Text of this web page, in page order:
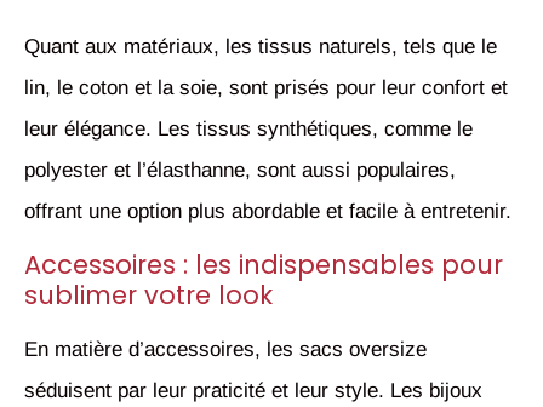
Quant aux matériaux, les tissus naturels, tels que le
lin, le coton et la soie, sont prisés pour leur confort et
leur élégance. Les tissus synthétiques, comme le
polyester et l’élasthanne, sont aussi populaires,
offrant une option plus abordable et facile à entretenir.
Accessoires : les indispensables pour
sublimer votre look
En matière d’accessoires, les sacs oversize
séduisent par leur praticité et leur style. Les bijoux